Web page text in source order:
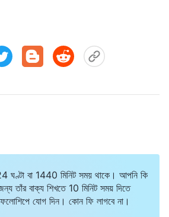
ঘণ্টা বা 1440 মিনিট সময় থাকে। আপনি কি
তাঁর বাক্য শিখতে 10 মিনিট সময় দিতে
যোগ দিন। কোন ফি লাগবে না।